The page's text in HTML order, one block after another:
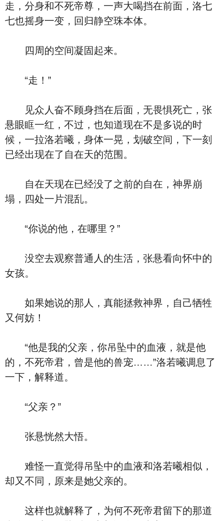
走，分身和不死帝尊，一声大喝挡在前面，洛七
七也摇身一变，回归静空珠本体。
四周的空间凝固起来。
“走！”
见众人奋不顾身挡在后面，无畏惧死亡，张
悬眼眶一红，不过，也知道现在不是多说的时
候，一拉洛若曦，身体一晃，划破空间，下一刻
已经出现在了自在天的范围。
自在天现在已经没了之前的自在，神界崩
塌，四处一片混乱。
“你说的他，在哪里？”
没空去观察普通人的生活，张悬看向怀中的
女孩。
如果她说的那人，真能拯救神界，自己牺牲
又何妨！
“他是我的父亲，你吊坠中的血液，就是他
的，不死帝君，曾是他的兽宠……”洛若曦调息了
一下，解释道。
“父亲？”
张悬恍然大悟。
难怪一直觉得吊坠中的血液和洛若曦相似，
却又不同，原来是她父亲的。
这样也就解释了，为何不死帝君留下的那道